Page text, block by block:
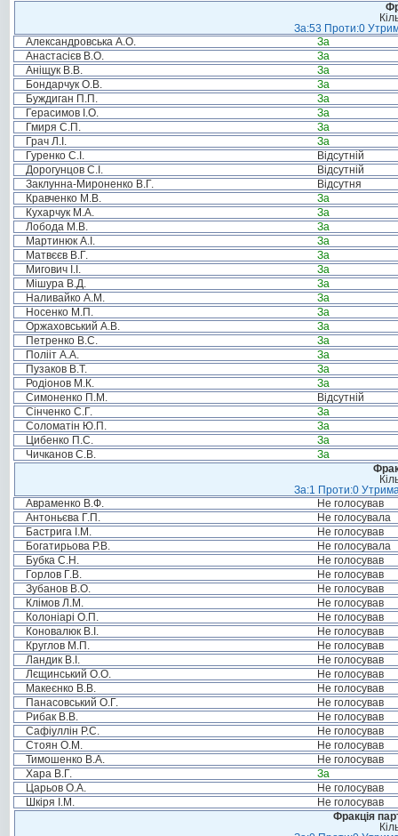
За:53 Проти:0
Александровська А.О.
За
Анастасієв В.О.
За
Аніщук В.В.
За
Бондарчук О.В.
За
Буждиган П.П.
За
Герасимов І.О.
За
Гмиря С.П.
За
Грач Л.І.
За
Гуренко С.І.
Відсутній
Дорогунцов С.І.
Відсутній
Заклунна-Мироненко В.Г.
Відсутня
Кравченко М.В.
За
Кухарчук М.А.
За
Лобода М.В.
За
Мартинюк А.І.
За
Матвєєв В.Г.
За
Мигович І.І.
За
Мішура В.Д.
За
Наливайко А.М.
За
Носенко М.П.
За
Оржаховський А.В.
За
Петренко В.С.
За
Полііт А.А.
За
Пузаков В.Т.
За
Родіонов М.К.
За
Симоненко П.М.
Відсутній
Сінченко С.Г.
За
Соломатін Ю.П.
За
Цибенко П.С.
За
Чичканов С.В.
За
За:1 Проти:0
Авраменко В.Ф.
Не голосував
Антоньєва Г.П.
Не голосувала
Бастрига І.М.
Не голосував
Богатирьова Р.В.
Не голосувала
Бубка С.Н.
Не голосував
Горлов Г.В.
Не голосував
Зубанов В.О.
Не голосував
Клімов Л.М.
Не голосував
Колоніарі О.П.
Не голосував
Коновалюк В.І.
Не голосував
Круглов М.П.
Не голосував
Ландик В.І.
Не голосував
Лєщинський О.О.
Не голосував
Макеєнко В.В.
Не голосував
Панасовський О.Г.
Не голосував
Рибак В.В.
Не голосував
Сафіуллін Р.С.
Не голосував
Стоян О.М.
Не голосував
Тимошенко В.А.
Не голосував
Хара В.Г.
За
Царьов О.А.
Не голосував
Шкіря І.М.
Не голосував
Фракція